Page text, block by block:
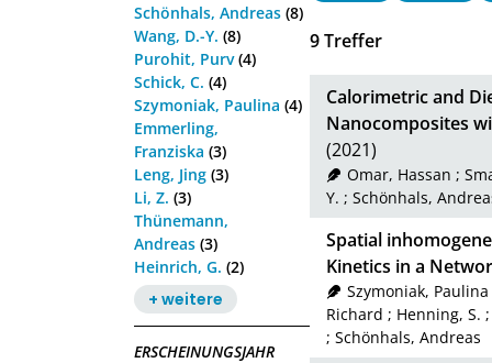
Schönhals, Andreas (8)
Wang, D.-Y. (8)
Purohit, Purv(4)
Schick, C. (4)
Szymoniak, Paulina (4)
Emmerling,
Franziska (3)
Leng, Jing (3)
Li, Z. (3)
Thünemann,
Andreas (3)
Heinrich, G. (2)
+ weitere
ERSCHEINUNGSJAHR
9Treffer
Calorimetric and
Nanocomposites
(2021)
Omar, Hassan ;
Y. ; Schönhals,
Spatial
Kinetics in a
Szymoniak, Paulina
Richard ; Henning, S.
; Schönhals, Andreas